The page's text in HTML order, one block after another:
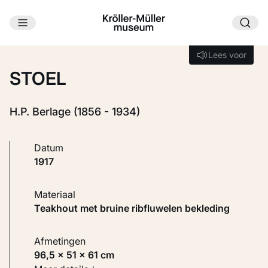
Ga naar hoofdinhoud
Lees voor
Lees voor
STOEL
H.P. Berlage (1856 - 1934)
Datum
1917
Materiaal
Teakhout met bruine ribfluwelen bekleding
Afmetingen
96,5 × 51 × 61 cm